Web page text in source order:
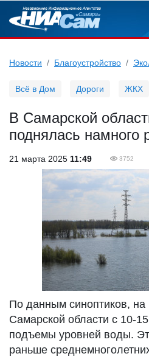
Новости Благоустройство
Всё в Дом Дороги ЖКХ
В Самарской
поднялась намного
21 марта 2025 11:49 3752
По данным синоптиков, на
Самарской области с 10-
подъемы уровней воды.
раньше